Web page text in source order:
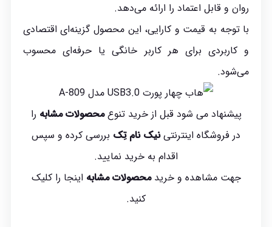
روان و قابل اعتماد را ارائه می‌دهد.
با توجه به قیمت و کارایی، این محصول گزینه‌ای اقتصادی
و کاربردی برای هر کاربر خانگی یا حرفه‌ای محسوب
می‌شود.
پیشنهاد می شود قبل از خرید تنوعمحصولات مشابه را
در فروشگاه اینترنتینیک نام تِک بررسی کرده و سپس
اقدام به خرید نمایید.
جهت مشاهده و خریدمحصولات مشابه اینجا را کلیک
کنید.